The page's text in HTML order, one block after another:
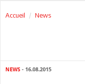
Accueil News
NEWS - 16.08.2015